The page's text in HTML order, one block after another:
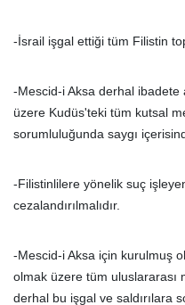
-İsrail işgal ettiği tüm Filistin
-Mescid-i Aksa derhal ibadete
üzere Kudüs'teki tüm kutsal
sorumluluğunda saygı
-Filistinlilere yönelik suç
cezalandırılmalıdır.
-Mescid-i Aksa için kurulmuş
olmak üzere tüm uluslararası
derhal bu işgal ve saldırılara